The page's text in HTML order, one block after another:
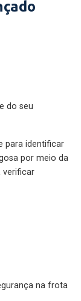
do seu
para identificar
por meio da
verificar
na frota